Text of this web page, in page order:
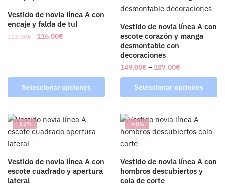
Vestido de novia línea A con
encaje y falda de tul
122.00€ 116.00€
Seleccionar opciones
Vestido de novia línea A con
escote corazón y manga
desmontable con
decoraciones
149.00€ – 187.00€
Seleccionar opciones
-32%
Vestido de novia línea A con
escote cuadrado y apertura
lateral
-40%
Vestido de novia línea A con
hombros descubiertos y
cola de corte